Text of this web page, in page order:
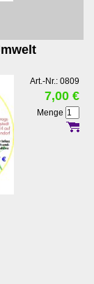
Art.-Nr.: 0809
7,00 €
Menge